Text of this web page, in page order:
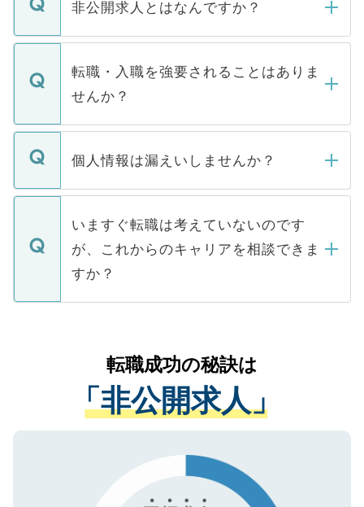
ます。通常、5営業日以内にはご連絡をせて
いただきますので、しばらくお待ちくださ
い。
非公開求人とはなんですか？
マイナビDOCTORで取り扱っている求人の
うち約3割は、Webサイトからご覧いただ
けない「非公開求人」です。非公開求人は
下記の理由によって、一般には公開してい
ません。
■応募殺到を避けるため 人気のある医療機
関を公にしてしまうと、応募が殺到する場
に、医療機関が求める条件に合った人材の
みを人材紹介会社に依頼するケースが増え
ています。
転職・入職を強要されることはありま
せんか？
転職・入職を強要することは一切ありませ
ん。また、仮に応募先から内定をいただい
定を承諾する必要はありません。内定先へ
の辞退の連絡はキャリアパートナーが行い
ますので、ご安心ください。
個人情報は漏えいしませんか？
個人情報が漏えいすることはありませんの
で、ご安心ください。当サイトからの登録
などで収集したご登録者様の個人情報は、
ご本人のキャリアアップおよび転職活動の
支援を目的に使用いたします。お預かりし
ているすべての個人データはご本人の許可
は、個人情報の取り扱いについての厳密な
管理基準を満たした事業者のみに付与され
る、プライバシーマークを取得済みです。
ご登録いただいた個人情報は、SSL（デー
で、機密保持に関してもご安心ください。
いますぐ転職は考えていないのです
が、これからのキャリアを相談できま
すか？
かがいして、現在の医療機関の状況や紹介
経験をまじえながら、適切なアドバイスを
させていただきます。すぐにご転職をされ
ない方には、長期的なサポートが可能です
ので、まずはご登録ください。
転職成功の秘訣は
「非公開求人」